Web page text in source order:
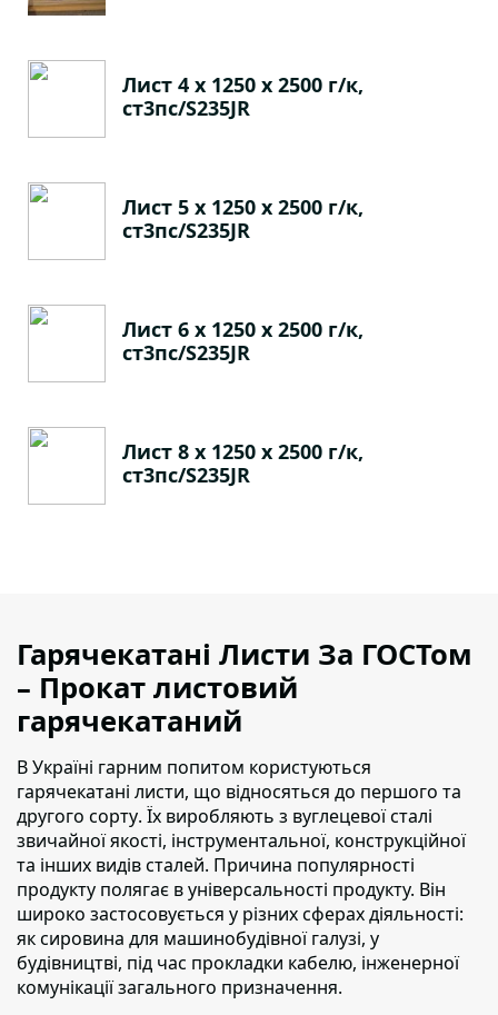
Лист 4 х 1250 х 2500 г/к,
ст3пс/S235JR
Лист 5 х 1250 х 2500 г/к,
ст3пс/S235JR
Лист 6 х 1250 х 2500 г/к,
ст3пс/S235JR
Лист 8 х 1250 х 2500 г/к,
ст3пс/S235JR
Гарячекатані Листи За ГОСТом
– Прокат листовий
гарячекатаний
В Україні гарним попитом користуються
гарячекатані листи, що відносяться до першого та
другого сорту. Їх виробляють з вуглецевої сталі
звичайної якості, інструментальної, конструкційної
та інших видів сталей. Причина популярності
продукту полягає в універсальності продукту. Він
широко застосовується у різних сферах діяльності:
як сировина для машинобудівної галузі, у
будівництві, під час прокладки кабелю, інженерної
комунікації загального призначення.